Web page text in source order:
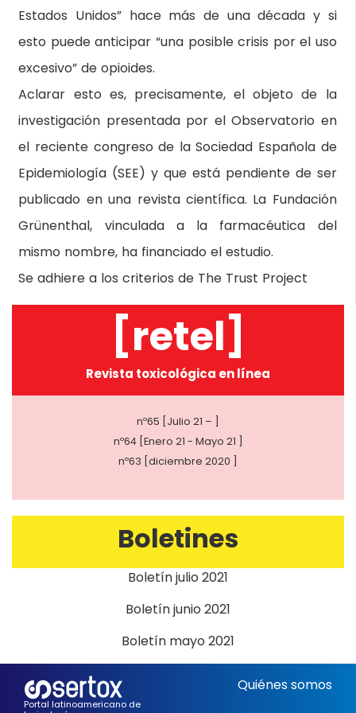
Estados Unidos” hace más de una década y si
esto puede anticipar “una posible crisis por el uso
excesivo” de opioides.
Aclarar esto es, precisamente, el objeto de la
investigación presentada por el Observatorio en
el reciente congreso de la Sociedad Española de
Epidemiología (SEE) y que está pendiente de ser
publicado en una revista científica. La Fundación
Grünenthal, vinculada a la farmacéutica del
mismo nombre, ha financiado el estudio.
Se adhiere a los criterios de The Trust Project
[retel]
Revista toxicológica en línea
nº65 [Julio 21 – ]
nº64 [Enero 21 - Mayo 21 ]
nº63 [diciembre 2020 ]
Boletines
Boletín julio 2021
Boletín junio 2021
Boletín mayo 2021
Portal latinoamericano de
Quiénes somos